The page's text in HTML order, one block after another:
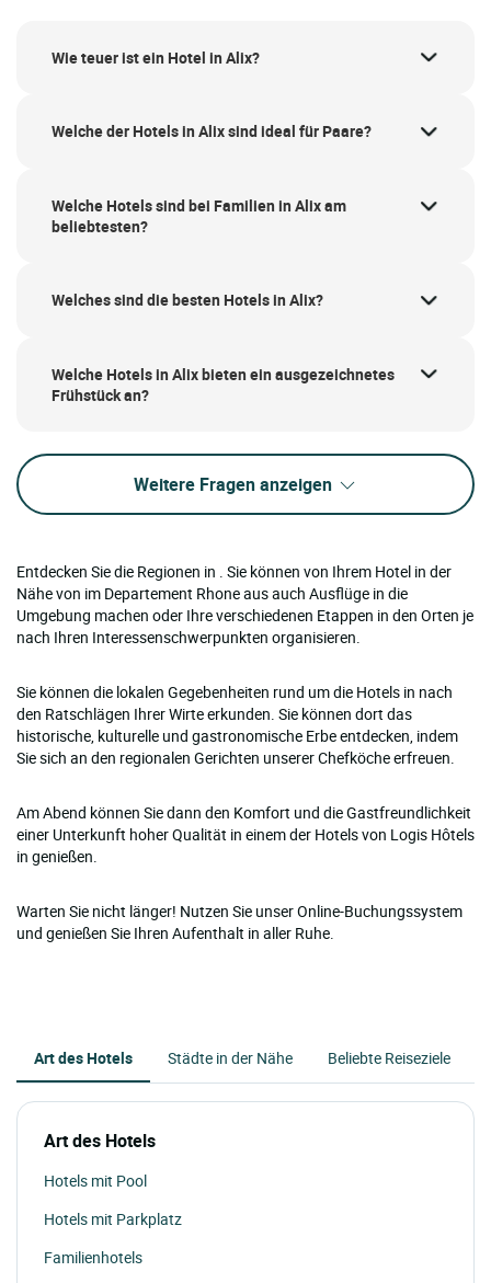
Wie teuer ist ein Hotel in Alix?
Welche der Hotels in Alix sind ideal für Paare?
Welche Hotels sind bei Familien in Alix am
beliebtesten?
Welches sind die besten Hotels in Alix?
Welche Hotels in Alix bieten ein ausgezeichnetes
Frühstück an?
Weitere Fragen anzeigen
Entdecken Sie die Regionen in . Sie können von Ihrem Hotel in der
Nähe von im Departement Rhone aus auch Ausflüge in die
Umgebung machen oder Ihre verschiedenen Etappen in den Orten je
nach Ihren Interessenschwerpunkten organisieren.
Sie können die lokalen Gegebenheiten rund um die Hotels in nach
den Ratschlägen Ihrer Wirte erkunden. Sie können dort das
historische, kulturelle und gastronomische Erbe entdecken, indem
Sie sich an den regionalen Gerichten unserer Chefköche erfreuen.
Am Abend können Sie dann den Komfort und die Gastfreundlichkeit
einer Unterkunft hoher Qualität in einem der Hotels von Logis Hôtels
in genießen.
Warten Sie nicht länger! Nutzen Sie unser Online-Buchungssystem
und genießen Sie Ihren Aufenthalt in aller Ruhe.
Art des Hotels Städte in der Nähe Beliebte Reiseziele
Art des Hotels
Hotels mit Pool
Hotels mit Parkplatz
Familienhotels